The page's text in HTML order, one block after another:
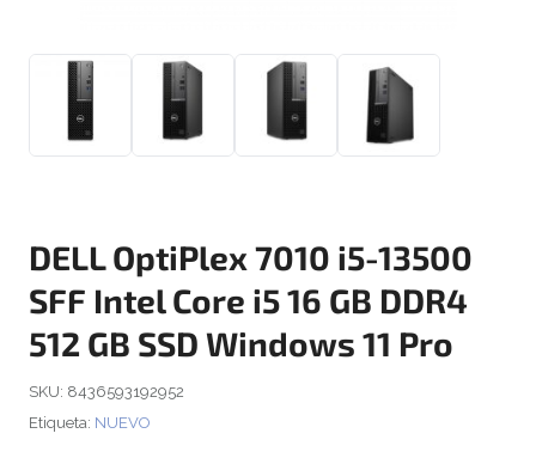
DELL OptiPlex 7010 i5-13500
SFF Intel Core i5 16 GB DDR4
512 GB SSD Windows 11 Pro
SKU: 8436593192952
Etiqueta: NUEVO